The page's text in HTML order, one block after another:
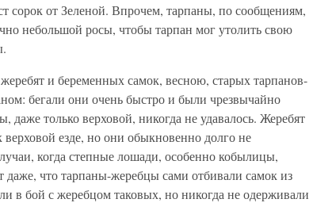
сорок от Зеленой. Впрочем, тарпаны, по сообщениям,
небольшой росы, чтобы тарпан мог утолить свою
и беременных самок, весною, старых тарпанов-
бегали они очень быстро и были чрезвычайно
только верховой, никогда не удавалось. Жеребят
верховой езде, но они обыкновенно долго не
когда степные лошади, особенно кобылицы,
даже, что тарпаны-жеребцы сами отбивали самок из
в бой с жеребцом таковых, но никогда не одерживали